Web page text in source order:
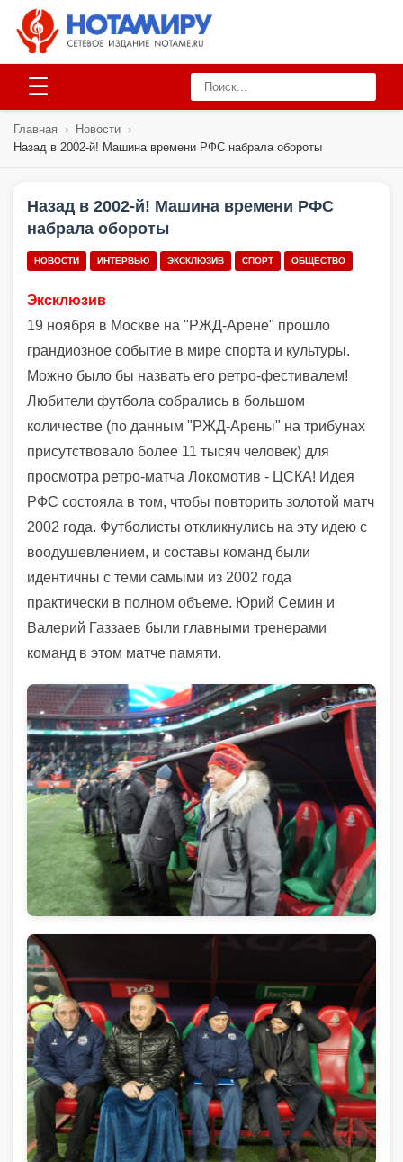
☰
Главная › Новости ›
Назад в 2002-й! Машина времени РФС набрала обороты
Назад в 2002-й! Машина времени РФС
набрала обороты
НОВОСТИ ИНТЕРВЬЮ ЭКСКЛЮЗИВ СПОРТ ОБЩЕСТВО
Эксклюзив
19 ноября в Москве на "РЖД-Арене" прошло
грандиозное событие в мире спорта и культуры.
Можно было бы назвать его ретро-фестивалем!
Любители футбола собрались в большом
количестве (по данным "РЖД-Арены" на трибунах
присутствовало более 11 тысяч человек) для
просмотра ретро-матча Локомотив - ЦСКА! Идея
РФС состояла в том, чтобы повторить золотой матч
2002 года. Футболисты откликнулись на эту идею с
воодушевлением, и составы команд были
идентичны с теми самыми из 2002 года
практически в полном объеме. Юрий Семин и
Валерий Газзаев были главными тренерами
команд в этом матче памяти.